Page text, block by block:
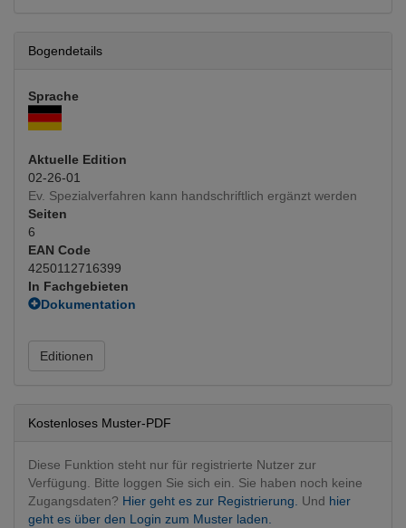
Bogendetails
Sprache
Aktuelle Edition
02-26-01
Ev. Spezialverfahren kann handschriftlich ergänzt werden
Seiten
6
EAN Code
4250112716399
In Fachgebieten
Dokumentation
Innere Medizin
Pulmologie
Editionen
Kostenloses Muster-PDF
Diese Funktion steht nur für registrierte Nutzer zur
Verfügung. Bitte loggen Sie sich ein. Sie haben noch keine
Zugangsdaten? Hier geht es zur Registrierung. Und hier
geht es über den Login zum Muster laden.